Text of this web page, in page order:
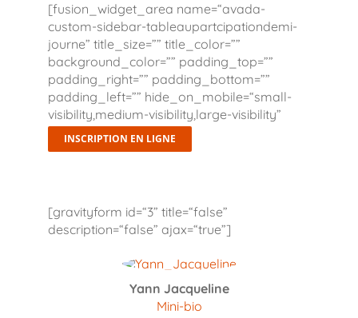
[fusion_widget_area name=“avada-
custom-sidebar-tableaupartcipationdemi-
journe” title_size=”” title_color=””
background_color=”” padding_top=””
padding_right=”” padding_bottom=””
padding_left=”” hide_on_mobile=“small-
visibility,medium-visibility,large-visibility”
class=”” id=”” /]
INSCRIPTION EN LIGNE
[gravityform id=“3” title=“false”
description=“false” ajax=“true”]
Yann Jacqueline
Mini-bio